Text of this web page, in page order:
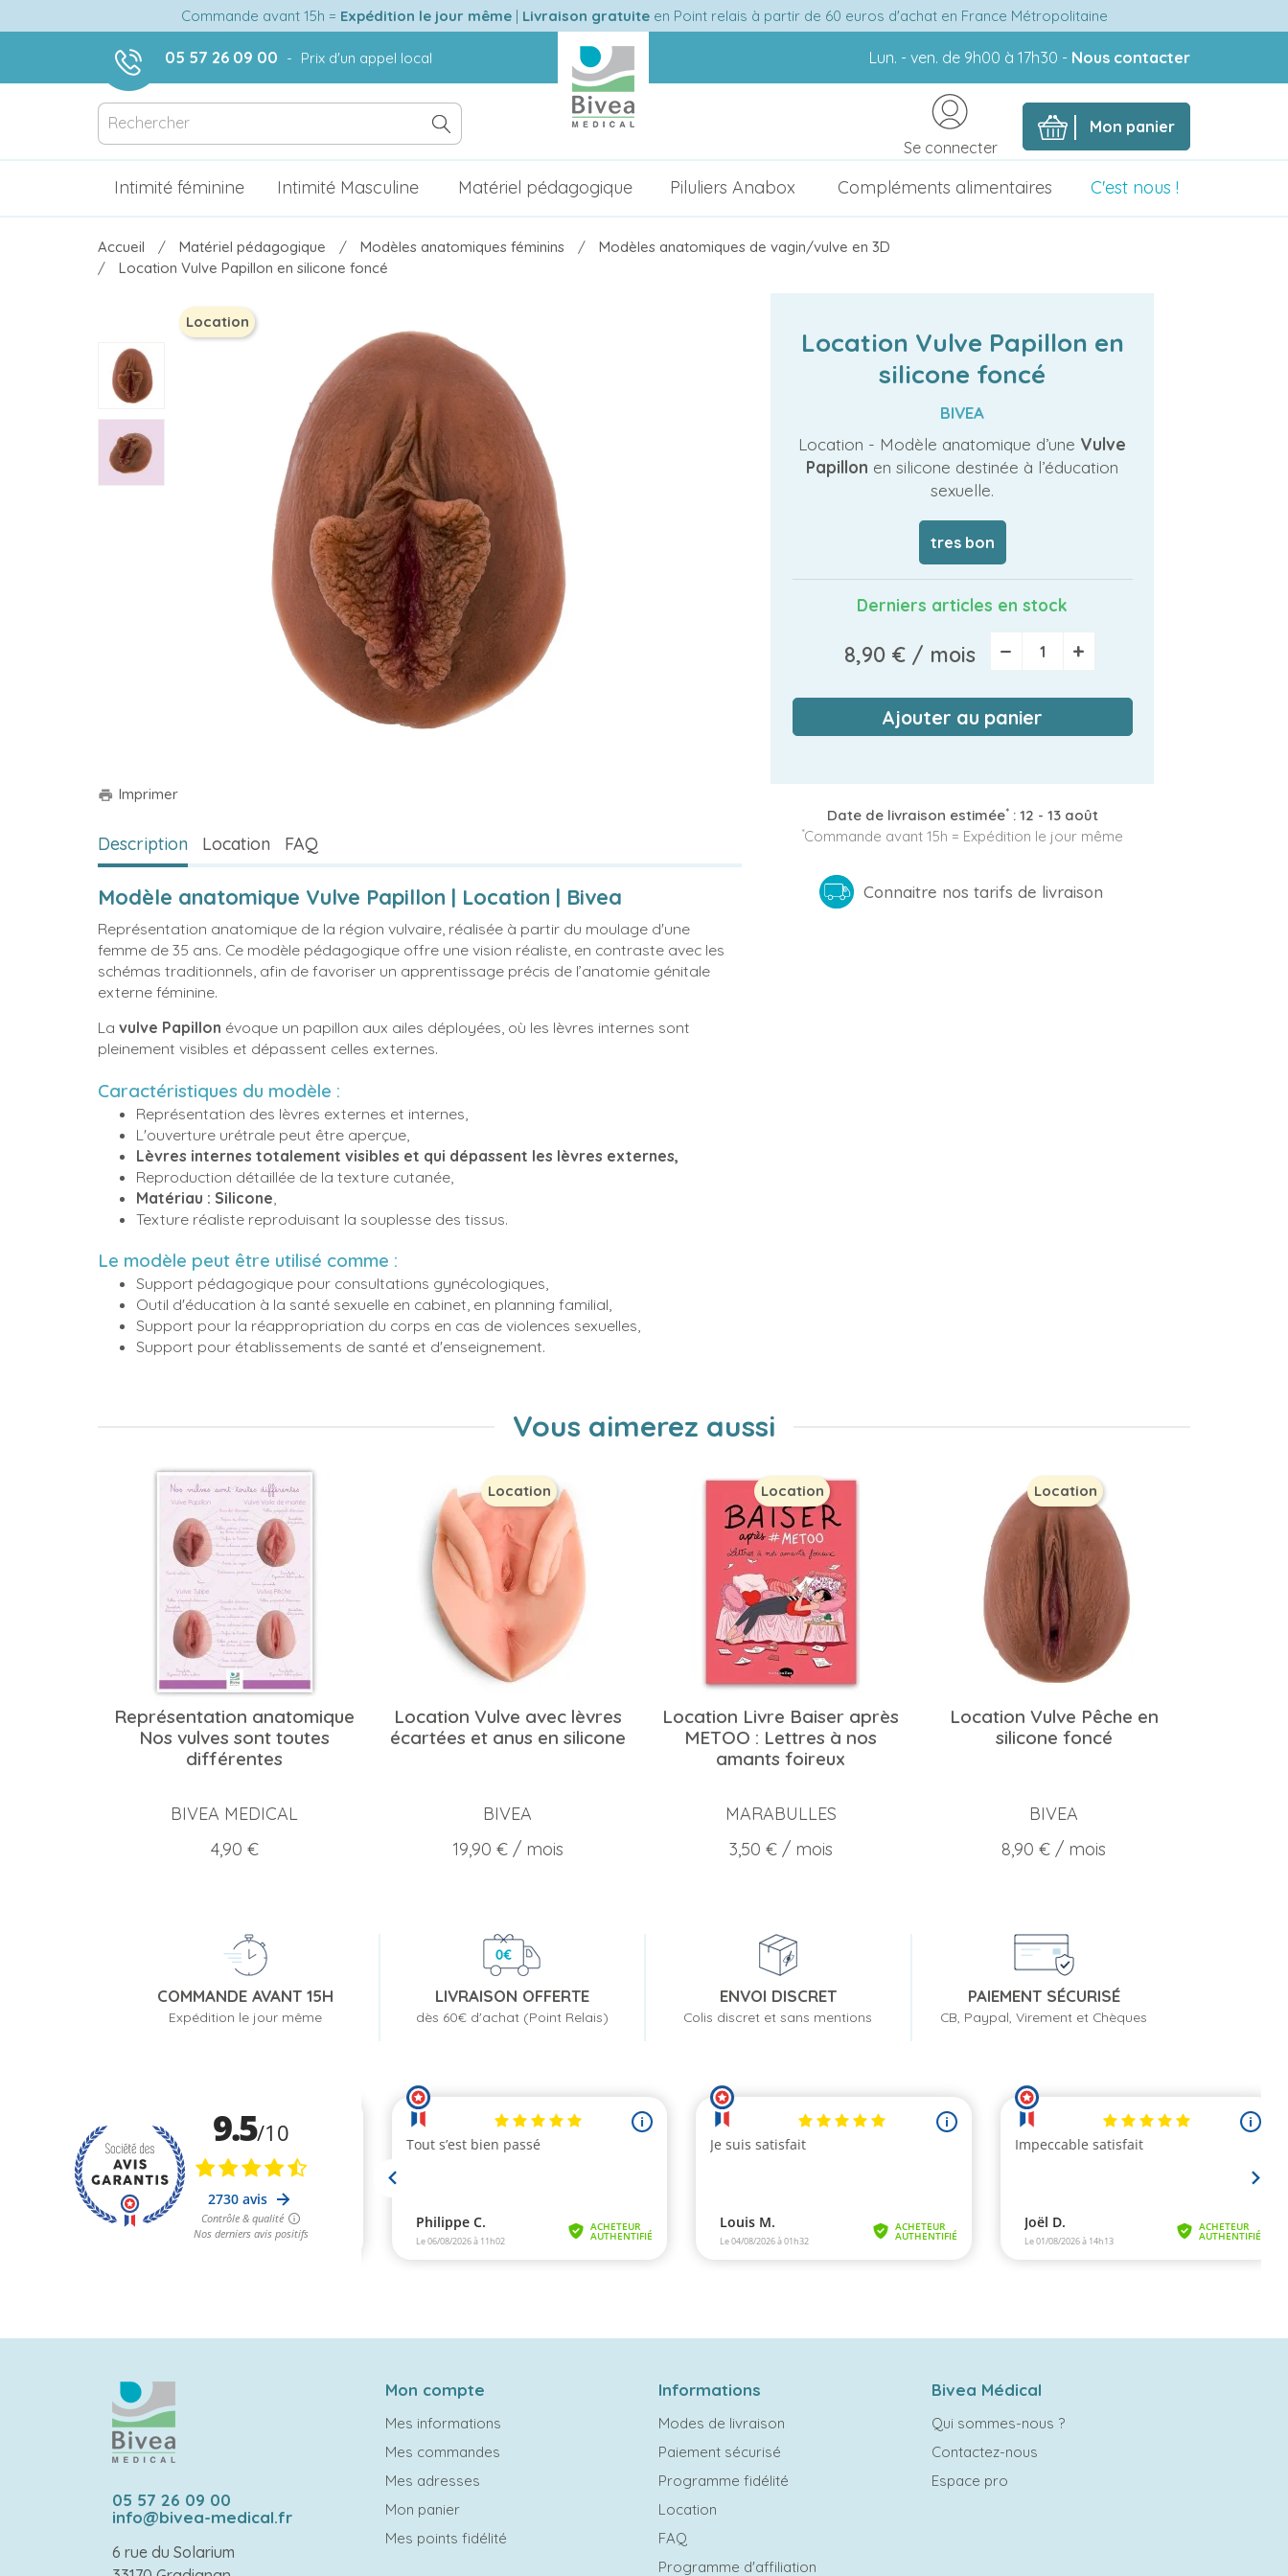
Commande avant 15h = Expédition le jour même| Livraison gratuiteen Point relais à partir de 60 euros d'achat en France Métropolitaine
05 57 26 09 00 - Prix d'un appel local Lun. - ven. de 9h00 à 17h30 - Nous contacter
Mon panier
Se connecter
Intimité féminine Intimité Masculine Matériel pédagogique Piluliers Anabox Compléments alimentaires C'est nous !
Accueil Matériel pédagogique Modèles anatomiques féminins
Modèles anatomiques de vagin/vulve en 3D
Location Vulve Papillon en silicone foncé
Location
print Imprimer
Location Vulve Papillon en
silicone foncé
BIVEA
Location - Modèle anatomique d’une Vulve
Papillon en silicone destinée à l’éducation
sexuelle.
tres bon
Derniers articles en stock
8,90 €/ mois − +
Ajouter au panier
Date de livraison estimée*: 12 - 13 août
*Commande avant 15h = Expédition le jour même
Connaitre nos tarifs de livraison
Description Location FAQ
Modèle anatomique Vulve Papillon | Location | Bivea
Représentation anatomique de la région vulvaire, réalisée à partir du moulage d'une
femme de 35 ans. Ce modèle pédagogique offre une vision réaliste, en contraste avec les
schémas traditionnels, afin de favoriser un apprentissage précis de l’anatomie génitale
externe féminine.
La vulve Papillon évoque un papillon aux ailes déployées, où les lèvres internes sont
pleinement visibles et dépassent celles externes.
Caractéristiques du modèle :
Représentation des lèvres externes et internes,
L'ouverture urétrale peut être aperçue,
Lèvres internes totalement visibles et qui dépassent les lèvres externes,
Reproduction détaillée de la texture cutanée,
Matériau : Silicone
Texture réaliste reproduisant la souplesse des tissus.
Le modèle peut être utilisé comme :
Support pédagogique pour consultations gynécologiques,
Outil d'éducation à la santé sexuelle en cabinet, en planning familial,
Support pour la réappropriation du corps en cas de violences sexuelles,
Support pour établissements de santé et d'enseignement.
Vous aimerez aussi
Représentation anatomique
Nos vulves sont toutes
différentes
BIVEA MEDICAL
Prix
4,90 €
Location Vulve avec lèvres
écartées et anus en silicone
BIVEA
Prix
19,90 €/ mois
Location
Location Livre Baiser après
METOO : Lettres à nos
amants foireux
MARABULLES
Prix
3,50 €/ mois
Location
Location Vulve Pêche en
silicone foncé
BIVEA
Prix
8,90 € / mois
Location
COMMANDE AVANT 15H
Expédition le jour même
LIVRAISON OFFERTE
dès 60€ d'achat (Point Relais)
ENVOI DISCRET
Colis discret et sans mentions
PAIEMENT SÉCURISÉ
CB, Paypal, Virement et Chèques
05 57 26 09 00
info@bivea-medical.fr
6 rue du Solarium
Mon compte
Mes informations
Mes commandes
Mes adresses
Mon panier
Mes points fidélité
Informations
Modes de livraison
Paiement sécurisé
Programme fidélité
Location
FAQ
Programme d'affiliation
Bivea Médical
Qui sommes-nous ?
Contactez-nous
Espace pro